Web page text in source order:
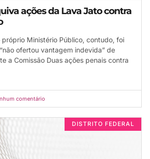
ações da Lava Jato contra
próprio Ministério Público, contudo, foi
ofertou vantagem indevida” de
a Comissão Duas ações penais contra
comentário
DISTRITO FEDERAL